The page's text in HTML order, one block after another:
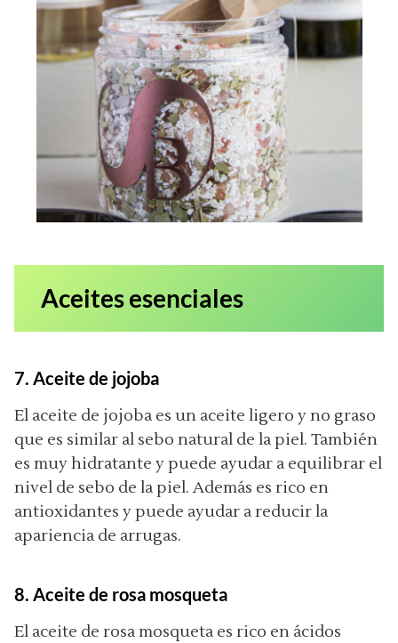
Aceites esenciales
7. Aceite de jojoba
El aceite de jojoba es un aceite ligero y no graso
que es similar al sebo natural de la piel. También
es muy hidratante y puede ayudar a equilibrar el
nivel de sebo de la piel. Además es rico en
antioxidantes y puede ayudar a reducir la
apariencia de arrugas.
8. Aceite de rosa mosqueta
El aceite de rosa mosqueta es rico en ácidos